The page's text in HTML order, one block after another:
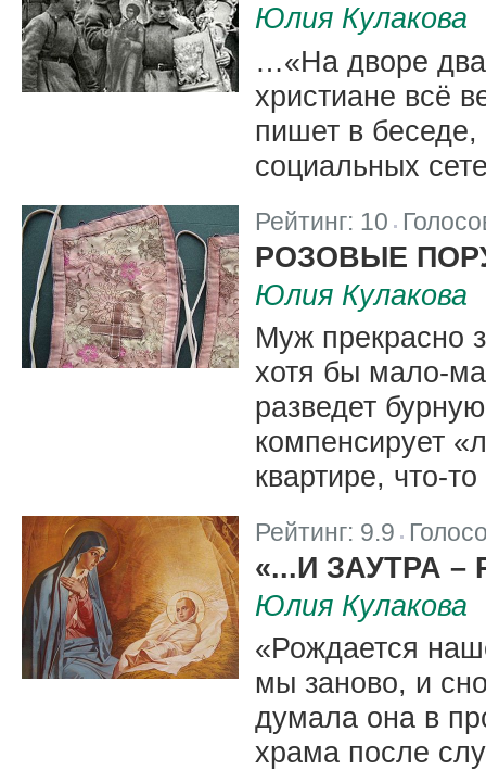
Юлия Кулакова
…«На дворе
христиане всё
пишет в
социальных
Рейтинг: 10 |
РОЗОВЫЕ
Юлия Кулакова
Муж прекрасно
хотя бы мало-
разведет
компенсирует
квартире, что-
Рейтинг: 9.9 |
«...И ЗАУТРА –
Юлия Кулакова
«Рождается
мы заново, и
думала она в
храма после